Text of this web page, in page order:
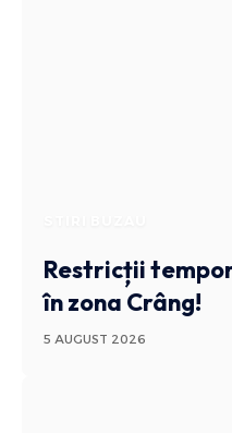
Restricții
în zona Crâng!
5 AUGUST 2026